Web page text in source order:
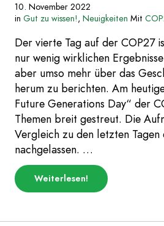
10. November 2022
in Gut zu wissen!, Neuigkeiten Mit
Der vierte Tag auf der COP27
nur wenig wirklichen
aber umso mehr über das
herum zu berichten. Am
Future Generations Day“ der
Themen breit gestreut. Die
Vergleich zu den letzten
nachgelassen. …
Weiterlesenüber
„Mehr
als
!